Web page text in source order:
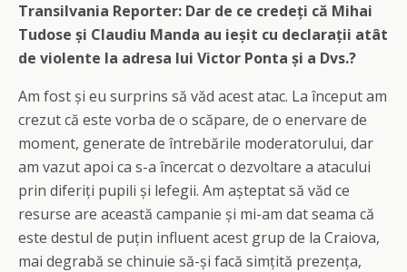
Transilvania Reporter: Dar de ce credeți că Mihai
Tudose și Claudiu Manda au ieșit cu declarații atât
de violente la adresa lui Victor Ponta și a Dvs.?
Am fost și eu surprins să văd acest atac. La început am
crezut că este vorba de o scăpare, de o enervare de
moment, generate de întrebările moderatorului, dar
am vazut apoi ca s-a încercat o dezvoltare a atacului
prin diferiți pupili și lefegii. Am așteptat să văd ce
resurse are această campanie și mi-am dat seama că
este destul de puțin influent acest grup de la Craiova,
mai degrabă se chinuie să-și facă simțită prezența,